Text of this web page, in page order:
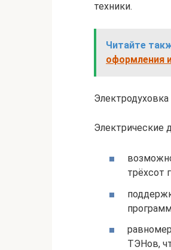
техники.
Читайте
оформления
Электрические
трёхсот
ТЭНов,